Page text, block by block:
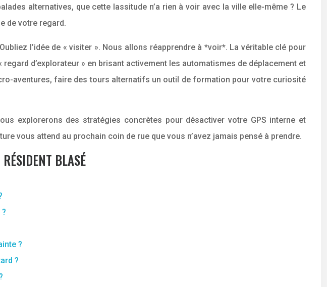
alternatives, que cette lassitude n’a rien à voir avec la ville elle-même ? Le
de votre regard.
l’idée de « visiter ». Nous allons réapprendre à *voir*. La véritable clé pour
d’explorateur » en brisant activement les automatismes de déplacement et
aventures, faire des tours alternatifs un outil de formation pour votre curiosité
explorerons des stratégies concrètes pour désactiver votre GPS interne et
vous attend au prochain coin de rue que vous n’avez jamais pensé à prendre.
BLASÉ
?
?